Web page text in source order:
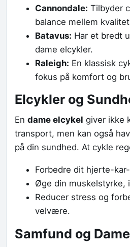
Cannondale: Tilbyder
balance mellem
Batavus: Har et bredt
dame elcykler.
Raleigh: En klassisk
fokus på komfort og
Elcykler og
En dame elcykel giver ikke
transport, men kan også
på din sundhed. At cykle
Forbedre dit hjerte-
Øge din muskelstyrke,
Reducer stress og
velvære.
Samfund og